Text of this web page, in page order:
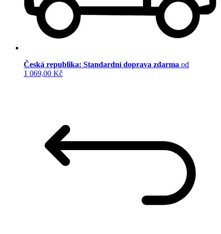
Česká republika: Standardní doprava zdarma od
1 069,00 Kč